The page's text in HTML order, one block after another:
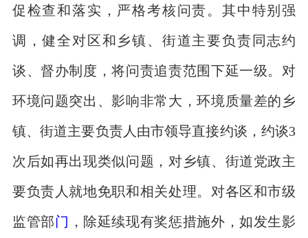
促检查和落实，严格考核问责。其中特别强
调，健全对区和乡镇、街道主要负责同志约
谈、督办制度，将问责追责范围下延一级。对
环境问题突出、影响非常大，环境质量差的乡
镇、街道主要负责人由市领导直接约谈，约谈3
次后如再出现类似问题，对乡镇、街道党政主
要负责人就地免职和相关处理。对各区和市级
监管部门 ，除延续现有奖惩措施外，如发生影